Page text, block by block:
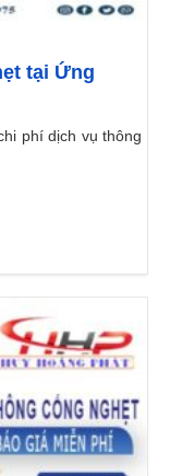
tại Ứng
phí dịch vụ thông